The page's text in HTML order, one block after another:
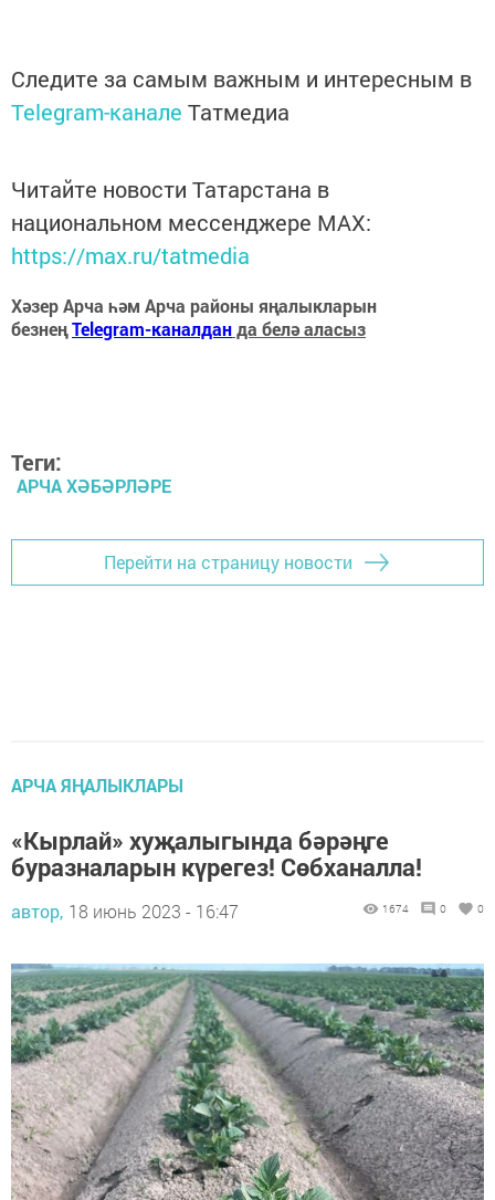
Следите за самым важным и интересным в
Telegram-канале Татмедиа
Читайте новости Татарстана в
национальном мессенджере MАХ:
https://max.ru/tatmedia
Хәзер Арча һәм Арча районы яңалыкларын
безнеңTelegram-каналданда белә аласыз
Теги:
АРЧА ХӘБӘРЛӘРЕ
Перейти на страницу новости
АРЧА ЯҢАЛЫКЛАРЫ
«Кырлай» хуҗалыгында бәрәңге
буразналарын күрегез! Сөбханалла!
автор, 18 июнь 2023 - 16:47 1674 0 0